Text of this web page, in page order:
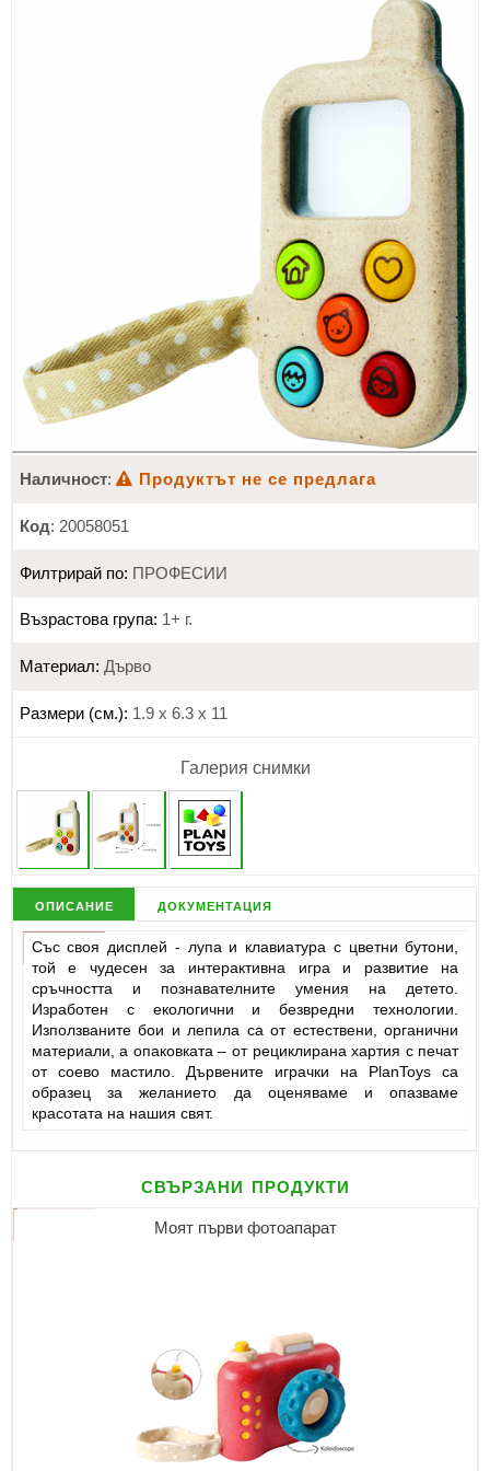
СПОРТ
МЕБЕЛИ И ОБОРУДВАНЕ
КАНЦЕЛАРСКИ МАТЕРИАЛИ
КНИГИ И УЧЕБНИЦИ
БДП
НОВИ
ПРОМОЦИИ
S.T.E.M.
ИНСТРУМЕНТИ
Наличност: Продуктът не се предлага
Код: 20058051
Филтрирай по: ПРОФЕСИИ
Възрастова група: 1+ г.
Материал: Дърво
Размери (см.): 1.9 х 6.3 х 11
Галерия снимки
описание документация
Със своя дисплей - лупа и клавиатура с цветни бутони,
той е чудесен за интерактивна игра и развитие на
сръчността и познавателните умения на детето.
Изработен с екологични и безвредни технологии.
Използваните бои и лепила са от естествени, органични
материали, а опаковката – от рециклирана хартия с печат
от соево мастило. Дървените играчки на PlanToys са
образец за желанието да оценяваме и опазваме
красотата на нашия свят.
свързани продукти
Моят първи фотоапарат